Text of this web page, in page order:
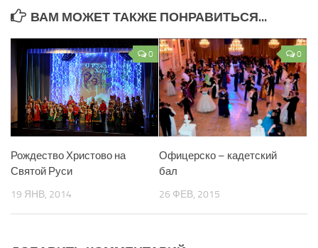
ВАМ МОЖЕТ ТАКЖЕ ПОНРАВИТЬСЯ...
0
Рождество Христово на
Святой Руси
19 ЯНВ, 2014
0
Офицерско – кадетский
бал
26 ФЕВ, 2015